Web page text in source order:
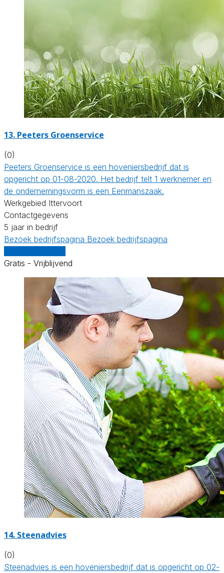
13. Peeters Groenservice
(0)
Peeters Groenservice is een hoveniersbedrijf dat is
opgericht op 01-08-2020. Het bedrijf telt 1 werknemer en
de ondernemingsvorm is een Eenmanszaak.
Werkgebied Ittervoort
Contactgegevens
5 jaar in bedrijf
Bezoek bedrijfspagina Bezoek bedrijfspagina
Gratis - Vrijblijvend
14. Steenadvies
(0)
Steenadvies is een hoveniersbedrijf dat is opgericht op 02-